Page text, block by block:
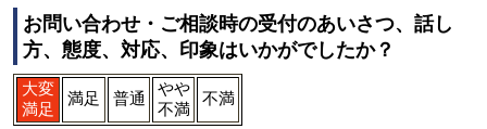
お問い合わせ・ご相談時の受付のあいさつ、話し
方、態度、対応、印象はいかがでしたか？
大変
満足
満足 普通
やや
不満
不満